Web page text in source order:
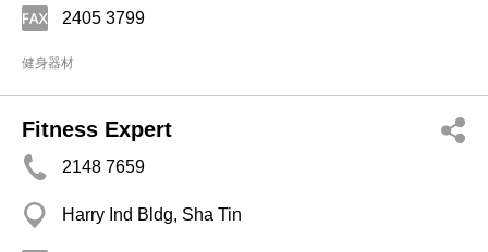
2405 3799
健身器材
Fitness Expert
2148 7659
Harry Ind Bldg, Sha Tin